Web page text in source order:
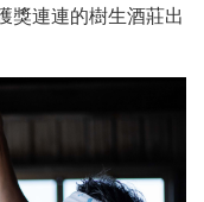
獎連連的樹生酒莊出